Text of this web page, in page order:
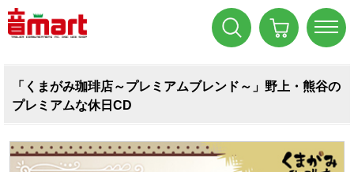
「くまがみ珈琲店～プレミアムブレンド～」野上・熊谷の
プレミアムな休日CD